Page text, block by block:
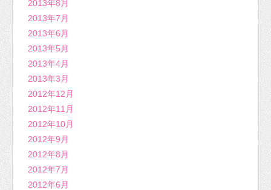
2013年8月
2013年7月
2013年6月
2013年5月
2013年4月
2013年3月
2012年12月
2012年11月
2012年10月
2012年9月
2012年8月
2012年7月
2012年6月